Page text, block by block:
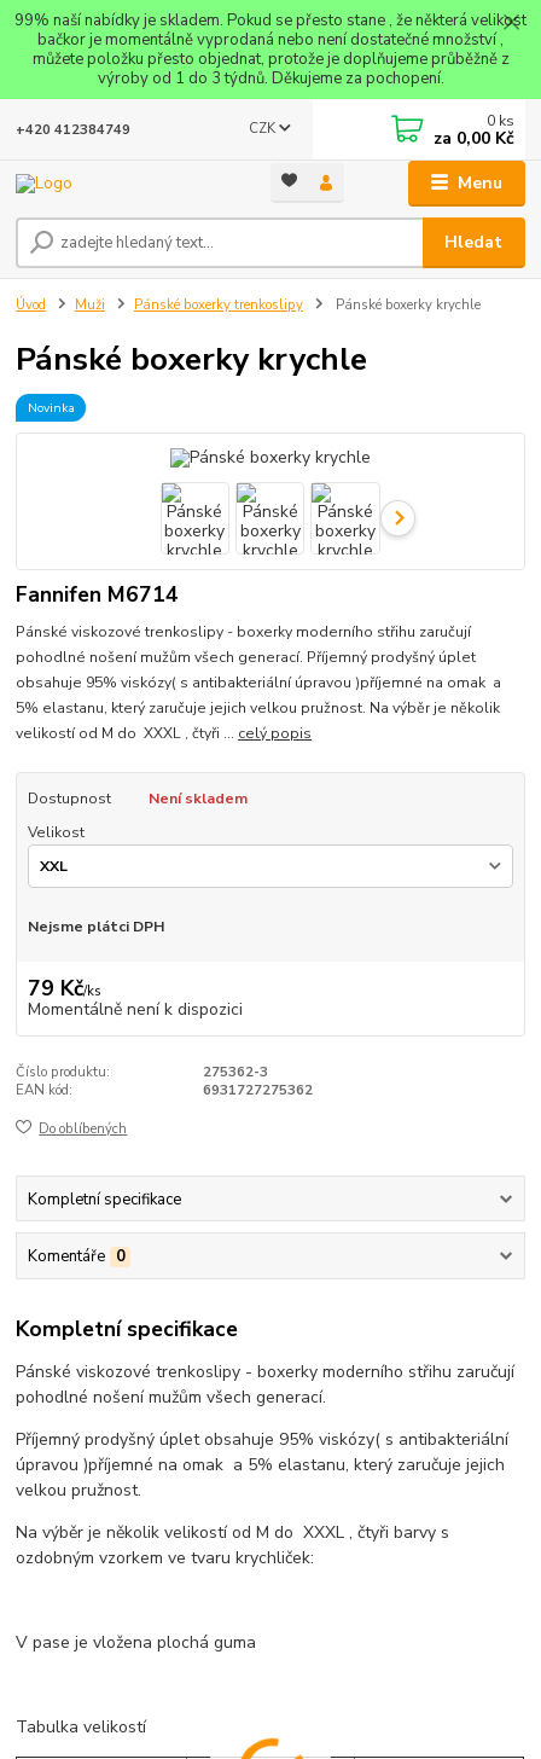
99% naší nabídky je skladem. Pokud se přesto stane , že některá velikost
bačkor je momentálně vyprodaná nebo není dostatečné množství ,
můžete položku přesto objednat, protože je doplňujeme průběžně z
výroby od 1 do 3 týdnů. Děkujeme za pochopení.
Menu
CZK
Hledat
+420 412384749 0 ks
za 0,00 Kč
Úvod Muži Pánské boxerky trenkoslipy Pánské boxerky krychle
Pánské boxerky krychle
Novinka
Fannifen M6714
Pánské viskozové trenkoslipy - boxerky moderního střihu zaručují
pohodlné nošení mužům všech generací. Příjemný prodyšný úplet
obsahuje 95% viskózy( s antibakteriální úpravou )příjemné na omak a
5% elastanu, který zaručuje jejich velkou pružnost. Na výběr je několik
velikostí od M do XXXL , čtyři ... celý popis
Dostupnost
Není skladem
Velikost
Nejsme plátci DPH
79 Kč/ks
Momentálně není k dispozici
Číslo produktu:
275362-3
EAN kód:
6931727275362
Do oblíbených
Kompletní specifikace
Komentáře 0
Kompletní specifikace
Pánské viskozové trenkoslipy - boxerky moderního střihu zaručují
pohodlné nošení mužům všech generací.
Příjemný prodyšný úplet obsahuje 95% viskózy( s antibakteriální
úpravou )příjemné na omak a 5% elastanu, který zaručuje jejich
velkou pružnost.
Na výběr je několik velikostí od M do XXXL , čtyři barvy s
ozdobným vzorkem ve tvaru krychliček:
V pase je vložena plochá guma
Tabulka velikostí